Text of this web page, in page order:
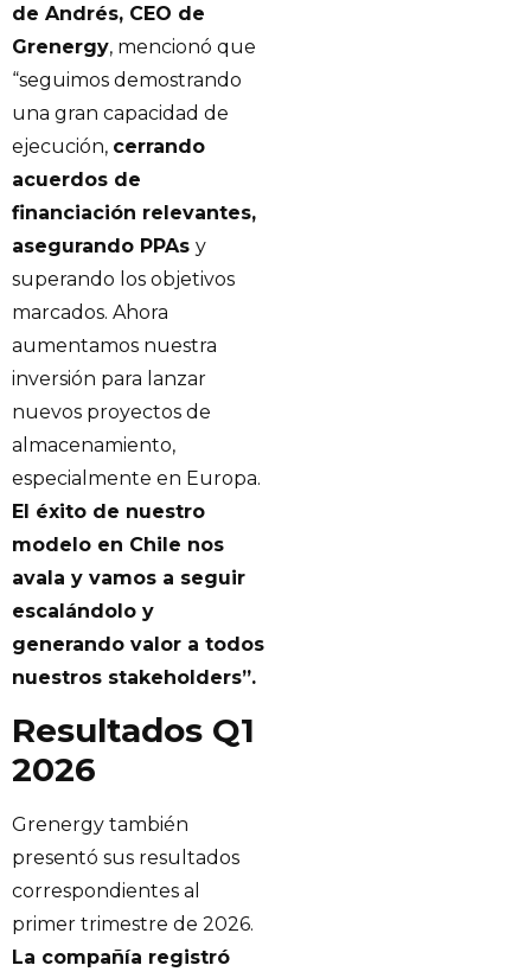
de Andrés, CEO de
Grenergy, mencionó que
“seguimos demostrando
una gran capacidad de
ejecución, cerrando
acuerdos de
financiación relevantes,
asegurando PPAs y
superando los objetivos
marcados. Ahora
aumentamos nuestra
inversión para lanzar
nuevos proyectos de
almacenamiento,
especialmente en Europa.
El éxito de nuestro
modelo en Chile nos
avala y vamos a seguir
escalándolo y
generando valor a todos
nuestros stakeholders”.
Resultados Q1
2026
Grenergy también
presentó sus resultados
correspondientes al
primer trimestre de 2026.
La compañía registró